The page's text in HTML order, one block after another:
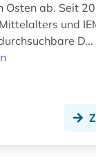
(165)
europäische
europäische kommission (1)
Norwegen (2)
Oesterreich (5)
2016 bilden das
und
D...